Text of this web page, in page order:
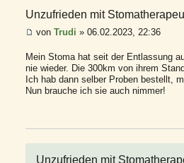
Unzufrieden mit
von Trudi » 06.02.2023, 22:36
Mein Stoma hat seit der Entlassung
nie wieder. Die 300km von ihrem
Ich hab dann selber Proben bestellt,
Nun brauche ich sie auch nimmer!
Unzufrieden mit